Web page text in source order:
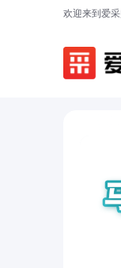
欢迎来到爱